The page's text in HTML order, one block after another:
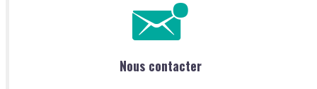
Nous contacter